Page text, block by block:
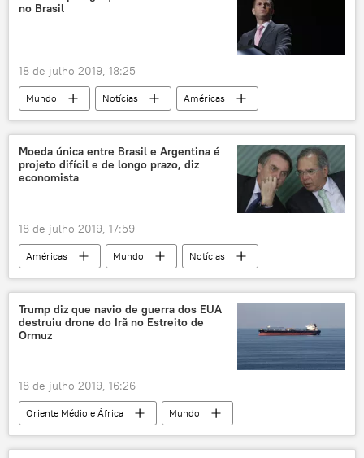
no Brasil
18 de julho 2019, 18:25
Mundo Notícias
Américas
Jair Bolsonaro
Donald Trump
Moeda única entre Brasil e Argentina é
projeto difícil e de longo prazo, diz
economista
18 de julho 2019, 17:59
Américas Mundo
Notícias
Notícias do Brasil
Jair Bolsonaro
Paulo Guedes
Trump diz que navio de guerra dos EUA
destruiu drone do Irã no Estreito de
Ormuz
18 de julho 2019, 16:26
Oriente Médio e África
Mundo
Notícias
Irã EUA